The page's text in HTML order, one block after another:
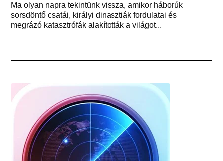
Ma olyan napra tekintünk vissza, amikor háborúk
sorsdöntő csatái, királyi dinasztiák fordulatai és
megrázó katasztrófák alakították a világot...